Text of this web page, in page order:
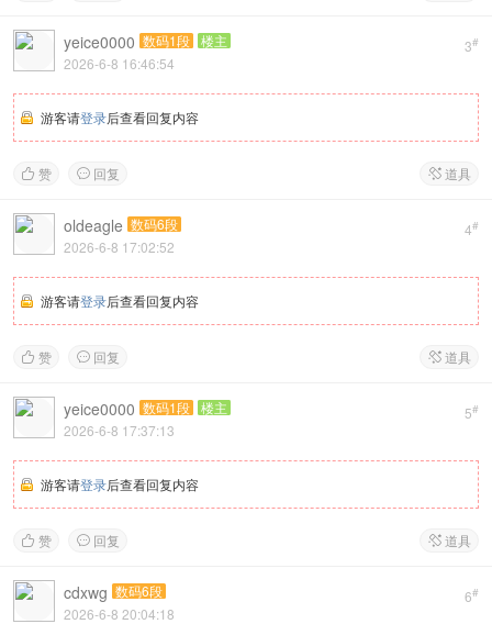
3#
yeice0000 数码1段 楼主
2026-6-8 16:46:54
游客请登录后查看回复内容
 赞  回复  道具
4#
oldeagle 数码6段
2026-6-8 17:02:52
游客请登录后查看回复内容
 赞  回复  道具
5#
yeice0000 数码1段 楼主
2026-6-8 17:37:13
游客请登录后查看回复内容
 赞  回复  道具
6#
cdxwg 数码6段
2026-6-8 20:04:18